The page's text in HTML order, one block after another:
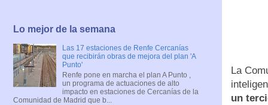
La
un
Lo mejor de la semana
Las 17 estaciones de Renfe Cercanías
que recibirán obras de mejora del plan 'A
Punto'
Renfe pone en marcha el plan A Punto ,
un programa de actuaciones de alto
impacto en estaciones de Cercanías de la
Comunidad de Madrid que b...